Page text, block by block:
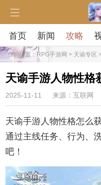
首页 新闻 攻略
当前位置：RPG手游网 > 天谕专区
天谕手游人物性格
2025-11-11 来源：互联网
天谕手游人物性格怎么
通过主线任务、行为、
吧！